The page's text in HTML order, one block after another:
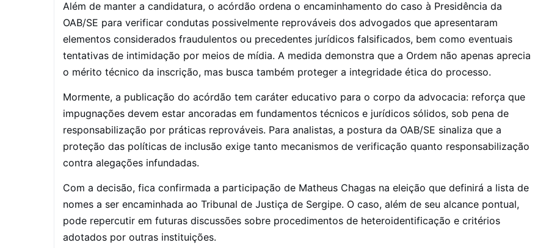
Além de manter a candidatura, o acórdão ordena o encaminhamento do caso à Presidência da
OAB/SE para verificar condutas possivelmente reprováveis dos advogados que apresentaram
elementos considerados fraudulentos ou precedentes jurídicos falsificados, bem como eventuais
tentativas de intimidação por meios de mídia. A medida demonstra que a Ordem não apenas aprecia
o mérito técnico da inscrição, mas busca também proteger a integridade ética do processo.
Mormente, a publicação do acórdão tem caráter educativo para o corpo da advocacia: reforça que
impugnações devem estar ancoradas em fundamentos técnicos e jurídicos sólidos, sob pena de
responsabilização por práticas reprováveis. Para analistas, a postura da OAB/SE sinaliza que a
proteção das políticas de inclusão exige tanto mecanismos de verificação quanto responsabilização
contra alegações infundadas.
Com a decisão, fica confirmada a participação de Matheus Chagas na eleição que definirá a lista de
nomes a ser encaminhada ao Tribunal de Justiça de Sergipe. O caso, além de seu alcance pontual,
pode repercutir em futuras discussões sobre procedimentos de heteroidentificação e critérios
adotados por outras instituições.